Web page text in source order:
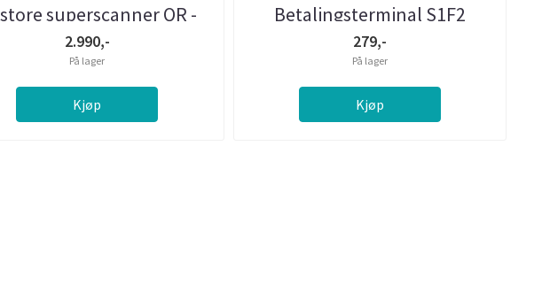
superscanner QR -
strekkodeleser
2.990,-
På lager
Kjøp
Betalingsterminal S1F2
279,-
På lager
Kjøp